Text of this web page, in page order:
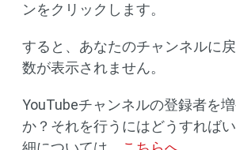
ンをクリックします。
すると、あなたのチャンネルに
数が表示されません。
YouTubeチャンネルの登録者を
か？それを行うにはどうすれば